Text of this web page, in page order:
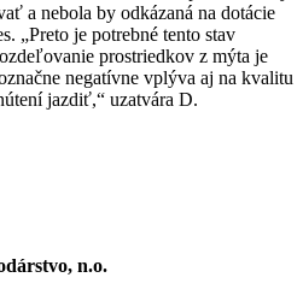
a nebola by odkázaná na dotácie
„Preto je potrebné tento stav
prostriedkov z mýta je
negatívne vplýva aj na kvalitu
jazdiť,“ uzatvára D.
n.o.